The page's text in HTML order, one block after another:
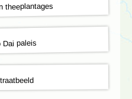
theeplantages
Dai paleis